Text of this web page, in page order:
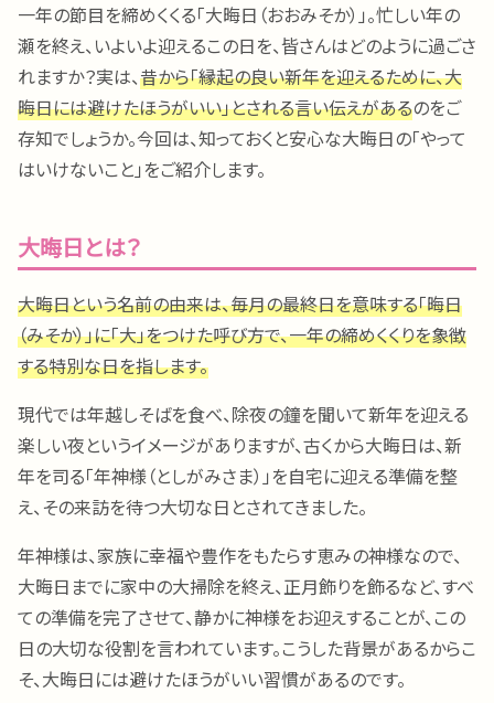
一年の節目を締めくくる「大晦日（おおみそか）」。忙しい年の
瀬を終え、いよいよ迎えるこの日を、皆さんはどのように過ごさ
れますか？実は、昔から「縁起の良い新年を迎えるために、大
晦日には避けたほうがいい」とされる言い伝えがあるのをご
存知でしょうか。今回は、知っておくと安心な大晦日の「やって
はいけないこと」をご紹介します。
大晦日とは？
大晦日という名前の由来は、毎月の最終日を意味する「晦日
（みそか）」に「大」をつけた呼び方で、一年の締めくくりを象徴
する特別な日を指します。
現代では年越しそばを食べ、除夜の鐘を聞いて新年を迎える
楽しい夜というイメージがありますが、古くから大晦日は、新
年を司る「年神様（としがみさま）」を自宅に迎える準備を整
え、その来訪を待つ大切な日とされてきました。
年神様は、家族に幸福や豊作をもたらす恵みの神様なので、
大晦日までに家中の大掃除を終え、正月飾りを飾るなど、すべ
ての準備を完了させて、静かに神様をお迎えすることが、この
日の大切な役割を言われています。こうした背景があるからこ
そ、大晦日には避けたほうがいい習慣があるのです。